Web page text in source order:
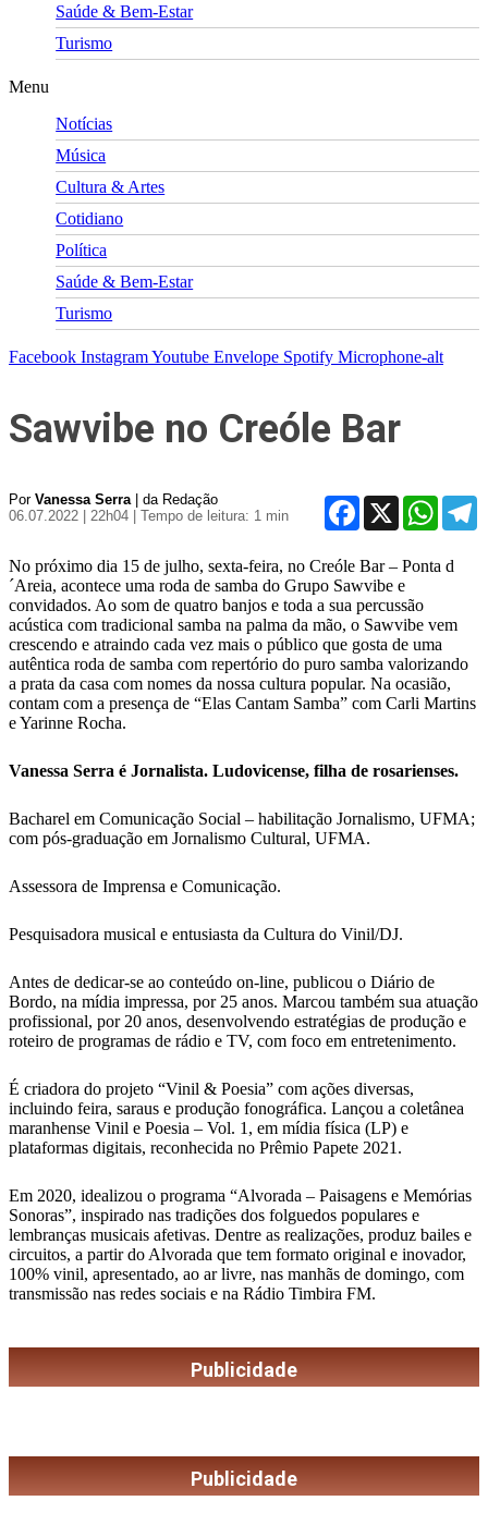
Saúde & Bem-Estar
Turismo
Menu
Notícias
Música
Cultura & Artes
Cotidiano
Política
Saúde & Bem-Estar
Turismo
Facebook InstagramYoutube Envelope Spotify Microphone-alt
Sawvibe no Creóle Bar
Por Vanessa Serra| da Redação
06.07.2022 | 22h04
| Tempo de leitura: 1 min
Facebook
X
No próximo dia 15 de julho, sexta-feira, no Creóle Bar – Ponta d
´Areia, acontece uma roda de samba do Grupo Sawvibe e
convidados. Ao som de quatro banjos e toda a sua percussão
acústica com tradicional samba na palma da mão, o Sawvibe vem
crescendo e atraindo cada vez mais o público que gosta de uma
autêntica roda de samba com repertório do puro samba valorizando
a prata da casa com nomes da nossa cultura popular. Na ocasião,
contam com a presença de “Elas Cantam Samba” com Carli Martins
e Yarinne Rocha.
Vanessa Serra é Jornalista. Ludovicense, filha de rosarienses.
Bacharel em Comunicação Social – habilitação Jornalismo, UFMA;
com pós-graduação em Jornalismo Cultural, UFMA.
Assessora de Imprensa e Comunicação.
Pesquisadora musical e entusiasta da Cultura do Vinil/DJ.
Antes de dedicar-se ao conteúdo on-line, publicou o Diário de
Bordo, na mídia impressa, por 25 anos. Marcou também sua atuação
profissional, por 20 anos, desenvolvendo estratégias de produção e
roteiro de programas de rádio e TV, com foco em entretenimento.
É criadora do projeto “Vinil & Poesia” com ações diversas,
incluindo feira, saraus e produção fonográfica. Lançou a coletânea
maranhense Vinil e Poesia – Vol. 1, em mídia física (LP) e
plataformas digitais, reconhecida no Prêmio Papete 2021.
Em 2020, idealizou o programa “Alvorada – Paisagens e Memórias
Sonoras”, inspirado nas tradições dos folguedos populares e
lembranças musicais afetivas. Dentre as realizações, produz bailes e
circuitos, a partir do Alvorada que tem formato original e inovador,
100% vinil, apresentado, ao ar livre, nas manhãs de domingo, com
transmissão nas redes sociais e na Rádio Timbira FM.
Publicidade
Publicidade